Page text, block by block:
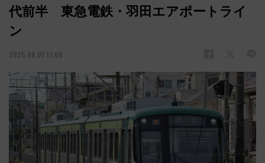
代前半 東急電鉄・羽田エアポートライ
ン
2025.08.01 17:08